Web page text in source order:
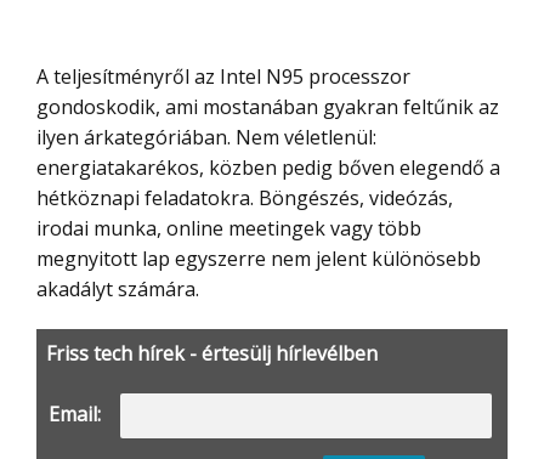
A teljesítményről az Intel N95 processzor
gondoskodik, ami mostanában gyakran feltűnik az
ilyen árkategóriában. Nem véletlenül:
energiatakarékos, közben pedig bőven elegendő a
hétköznapi feladatokra. Böngészés, videózás,
irodai munka, online meetingek vagy több
megnyitott lap egyszerre nem jelent különösebb
akadályt számára.
Friss tech hírek - értesülj hírlevélben
Email: